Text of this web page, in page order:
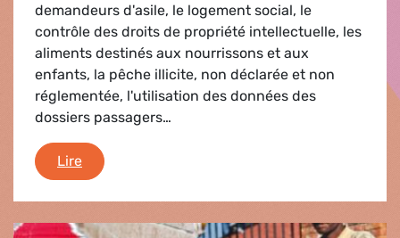
demandeurs d'asile, le logement social, le
contrôle des droits de propriété intellectuelle, les
aliments destinés aux nourrissons et aux
enfants, la pêche illicite, non déclarée et non
réglementée, l'utilisation des données des
dossiers passagers…
LireFlash Strasbourg